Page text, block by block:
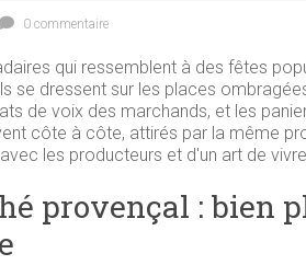
0 commentaire
qui ressemblent à des fêtes
se dressent sur les places
de voix des marchands, et les
côte à côte, attirés par la même
les producteurs et d'un art de
provençal : bien